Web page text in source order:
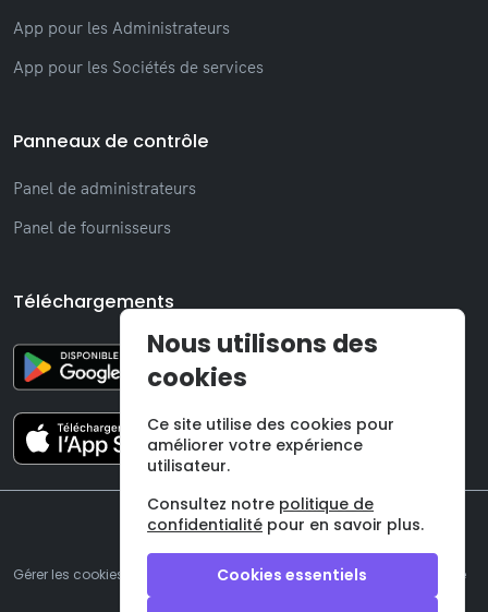
App pour les Administrateurs
App pour les Sociétés de services
Panneaux de contrôle
Panel de administrateurs
Panel de fournisseurs
Téléchargements
©2026 Onzane SL
Gérer les cookies Mentions légales |
Politique de confidentialité
Nous utilisons des
cookies
Ce site utilise des cookies pour
améliorer votre expérience
utilisateur.
Consultez notre politique de
confidentialité pour en savoir plus.
Cookies essentiels